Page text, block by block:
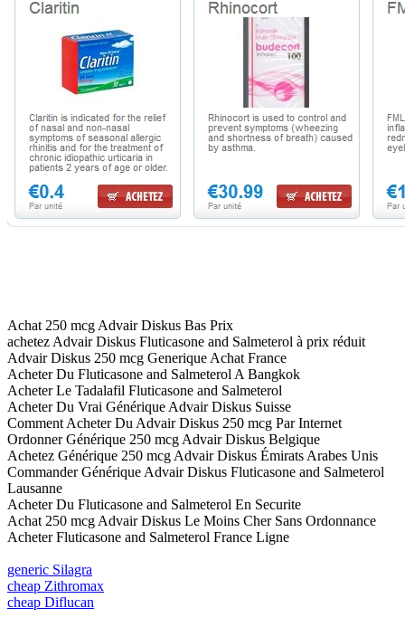
Achat 250 mcg Advair Diskus Bas Prix
achetez Advair Diskus Fluticasone and Salmeterol à prix réduit
Advair Diskus 250 mcg Generique Achat France
Acheter Du Fluticasone and Salmeterol A Bangkok
Acheter Le Tadalafil Fluticasone and Salmeterol
Acheter Du Vrai Générique Advair Diskus Suisse
Comment Acheter Du Advair Diskus 250 mcg Par Internet
Ordonner Générique 250 mcg Advair Diskus Belgique
Achetez Générique 250 mcg Advair Diskus Émirats Arabes Unis
Commander Générique Advair Diskus Fluticasone and Salmeterol
Lausanne
Acheter Du Fluticasone and Salmeterol En Securite
Achat 250 mcg Advair Diskus Le Moins Cher Sans Ordonnance
Acheter Fluticasone and Salmeterol France Ligne
generic Silagra
cheap Zithromax
cheap Diflucan